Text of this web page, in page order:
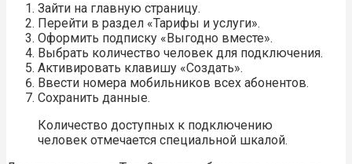
Зайти на главную страницу.
Перейти в раздел «Тарифы и услуги».
Оформить подписку «Выгодно вместе».
Выбрать количество человек для подключения.
Активировать клавишу «Создать».
Ввести номера мобильников всех абонентов.
Сохранить данные.
Количество доступных к подключению
человек отмечается специальной шкалой.